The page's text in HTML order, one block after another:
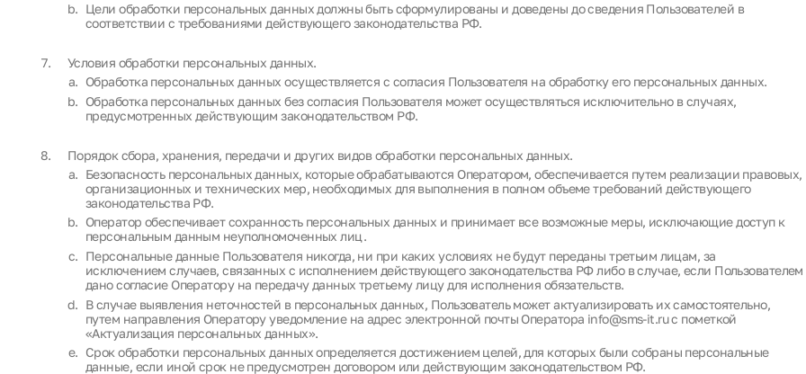
Цели обработки персональных данных должны быть сформулированы и доведены до сведения Пользователей в
соответствии с требованиями действующего законодательства РФ.
Условия обработки персональных данных.
Обработка персональных данных осуществляется с согласия Пользователя на обработку его персональных данных.
Обработка персональных данных без согласия Пользователя может осуществляться исключительно в случаях,
предусмотренных действующим законодательством РФ.
Порядок сбора, хранения, передачи и других видов обработки персональных данных.
Безопасность персональных данных, которые обрабатываются Оператором, обеспечивается путем реализации правовых,
организационных и технических мер, необходимых для выполнения в полном объеме требований действующего
законодательства РФ.
Оператор обеспечивает сохранность персональных данных и принимает все возможные меры, исключающие доступ к
персональным данным неуполномоченных лиц.
Персональные данные Пользователя никогда, ни при каких условиях не будут переданы третьим лицам, за
исключением случаев, связанных с исполнением действующего законодательства РФ либо в случае, если Пользователем
дано согласие Оператору на передачу данных третьему лицу для исполнения обязательств.
В случае выявления неточностей в персональных данных, Пользователь может актуализировать их самостоятельно,
путем направления Оператору уведомление на адрес электронной почты Оператора info@sms-it.ru с пометкой
«Актуализация персональных данных».
Срок обработки персональных данных определяется достижением целей, для которых были собраны персональные
данные, если иной срок не предусмотрен договором или действующим законодательством РФ.